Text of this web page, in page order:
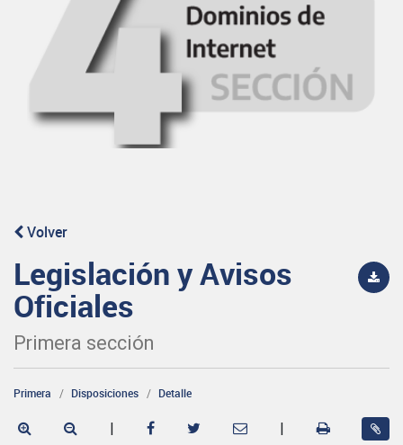
Volver
Legislación y Avisos
Oficiales
Primera sección
Primera Disposiciones Detalle
| |